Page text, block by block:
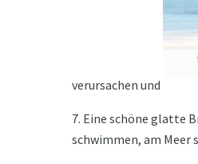
verursachen und
7. Eine schöne glatte
schwimmen, am Meer